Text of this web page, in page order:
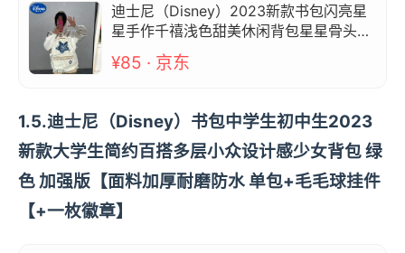
迪士尼（Disney）2023新款书包闪亮星
星手作千禧浅色甜美休闲背包星星骨头撞
色双肩 关注店铺收藏包包徽章
¥85 · 京东
1.5.迪士尼（Disney）书包中学生初中生2023
新款大学生简约百搭多层小众设计感少女背包 绿
色 加强版【面料加厚耐磨防水 单包+毛毛球挂件
【+一枚徽章】